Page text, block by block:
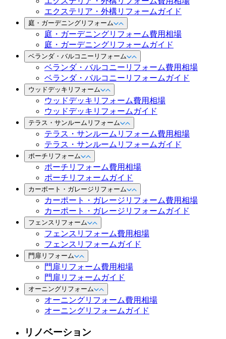
エクステリア・外構リフォームガイド
庭・ガーデニングリフォーム
庭・ガーデニングリフォーム費用相場
庭・ガーデニングリフォームガイド
ベランダ・バルコニーリフォーム
ベランダ・バルコニーリフォーム費用相場
ベランダ・バルコニーリフォームガイド
ウッドデッキリフォーム
ウッドデッキリフォーム費用相場
ウッドデッキリフォームガイド
テラス・サンルームリフォーム
テラス・サンルームリフォーム費用相場
テラス・サンルームリフォームガイド
ポーチリフォーム
ポーチリフォーム費用相場
ポーチリフォームガイド
カーポート・ガレージリフォーム
カーポート・ガレージリフォーム費用相場
カーポート・ガレージリフォームガイド
フェンスリフォーム
フェンスリフォーム費用相場
フェンスリフォームガイド
門扉リフォーム
門扉リフォーム費用相場
門扉リフォームガイド
オーニングリフォーム
オーニングリフォーム費用相場
オーニングリフォームガイド
リノベーション